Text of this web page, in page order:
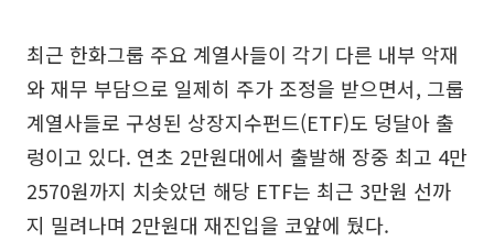
최근 한화그룹 주요 계열사들이 각기 다른 내부 악재
와 재무 부담으로 일제히 주가 조정을 받으면서, 그룹
계열사들로 구성된 상장지수펀드(ETF)도 덩달아 출
렁이고 있다. 연초 2만원대에서 출발해 장중 최고 4만
2570원까지 치솟았던 해당 ETF는 최근 3만원 선까
지 밀려나며 2만원대 재진입을 코앞에 뒀다.